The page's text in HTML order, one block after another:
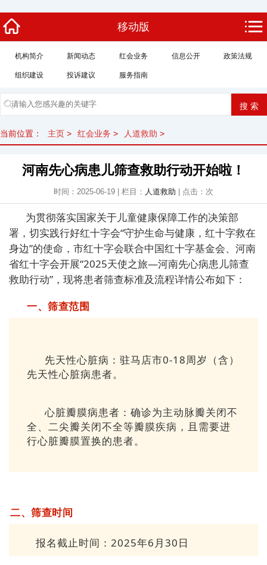
移动版
机构简介 新闻动态 红会业务 信息公开 政策法规
组织建设 投诉建议 服务指南
当前位置： 主页 > 红会业务 > 人道救助 >
河南先心病患儿筛查救助行动开始啦！
时间：2025-06-19 | 栏目： 人道救助 | 点击： 次
为贯彻落实国家关于儿童健康保障工作的决策部
署 ， 切实践行好红十字会“守护生命与健康，红十字救在
身边”的使命，市红十字会联合中国红十字基金会、 河南
省红十字会开展“2025天使之旅—河南先心病患儿筛查
救助行动”，现将患者筛查标准及流程详情公布如下：
一、筛查范围
先天性心脏病：驻马店市0-1 8周岁（含）
先天性心脏病患者。
心脏瓣膜病患者：确诊为主动脉瓣关闭不
全、二尖瓣关闭不全等瓣膜疾病，且需要进
行心脏瓣膜置换的患者。
二、筛查时间
报名截止时间：2025年6月30日